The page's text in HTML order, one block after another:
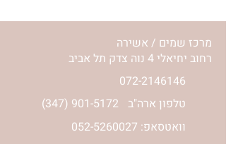
ימימה מזרחי
מרכז שמים / אשירה
רחוב יחיאלי 4 נוה צדק תל אביב
072-2146146
(347) 901-5172 טלפון ארה"ב
וואטסאפ: 052-5260027